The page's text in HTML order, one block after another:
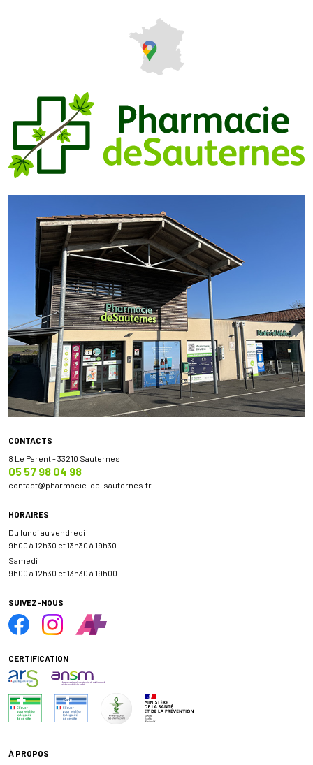
CONTACTS
8 Le Parent - 33210 Sauternes
05 57 98 04 98
contact@pharmacie-de-sauternes.fr
HORAIRES
Du lundi au vendredi
9h00 à 12h30 et 13h30 à 19h30
Samedi
9h00 à 12h30 et 13h30 à 19h00
SUIVEZ-NOUS
CERTIFICATION
À PROPOS